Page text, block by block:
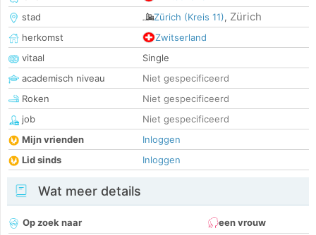
stad
Zürich (Kreis 11), Zürich
herkomst
Zwitserland
vitaal
Single
academisch niveau
Niet gespecificeerd
Roken
Niet gespecificeerd
job
Niet gespecificeerd
Mijn vrienden
Inloggen
Lid sinds
Inloggen
Wat meer details
Op zoek naar
een vrouw